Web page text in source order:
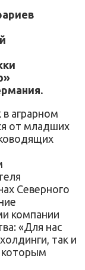
аграрном
от младших
Северного
компании
«Для нас
так и
которым